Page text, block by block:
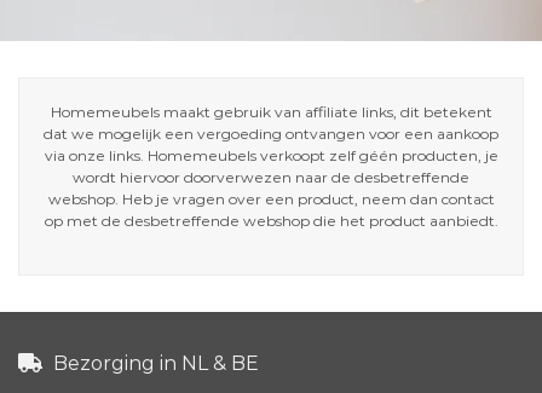
Homemeubels maakt gebruik van affiliate links, dit betekent
dat we mogelijk een vergoeding ontvangen voor een aankoop
via onze links. Homemeubels verkoopt zelf géén producten, je
wordt hiervoor doorverwezen naar de desbetreffende
webshop. Heb je vragen over een product, neem dan contact
op met de desbetreffende webshop die het product aanbiedt.
Bezorging in NL & BE